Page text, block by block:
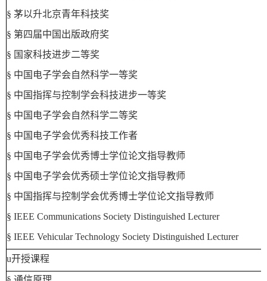
§ 茅以升北京青年科技奖
§ 第四届中国出版政府奖
§ 国家科技进步二等奖
§ 中国电子学会自然科学一等奖
§ 中国指挥与控制学会科技进步一等奖
§ 中国电子学会自然科学二等奖
§ 中国电子学会优秀科技工作者
§ 中国电子学会优秀博士学位论文指导教师
§ 中国电子学会优秀硕士学位论文指导教师
§ 中国指挥与控制学会优秀博士学位论文指导教师
§ IEEE Communications Society Distinguished Lecturer
§ IEEE Vehicular Technology Society Distinguished Lecturer
u开授课程